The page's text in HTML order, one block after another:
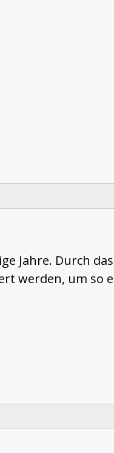
Jahre. Durch
werden, um so